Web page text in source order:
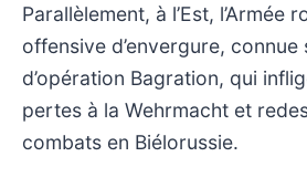
Parallèlement, à l’Est, l’Armée
offensive d’envergure, connue
d’opération Bagration, qui
pertes à la Wehrmacht et
combats en Biélorussie.